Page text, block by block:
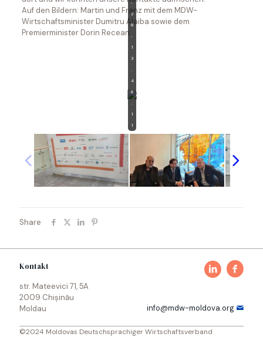
Auf den Bildern: Martin und Franz mit dem MDW-
Wirtschaftsminister Dumitru Alaiba sowie dem
Premierminister Dorin Recean
-
2
8
-
1
3
.
4
8
.
1
1
Share
Kontakt
str. Mateevici 71, 5A
2009 Chișinău
Moldau
info@mdw-moldova.org
©2024 Moldovas Deutschsprachiger Wirtschaftsverband